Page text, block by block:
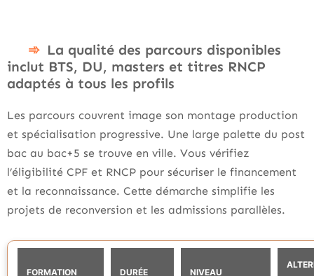
La qualité des parcours disponibles
inclut BTS, DU, masters et titres RNCP
adaptés à tous les profils
Les parcours couvrent image son montage production
et spécialisation progressive. Une large palette du post
bac au bac+5 se trouve en ville. Vous vérifiez
l’éligibilité CPF et RNCP pour sécuriser le financement
et la reconnaissance. Cette démarche simplifie les
projets de reconversion et les admissions parallèles.
FORMATION DURÉE NIVEAU